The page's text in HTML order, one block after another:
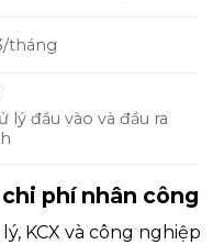
tháng
lý đầu vào và đầu ra
phí nhân công
KCX và công nghiệp